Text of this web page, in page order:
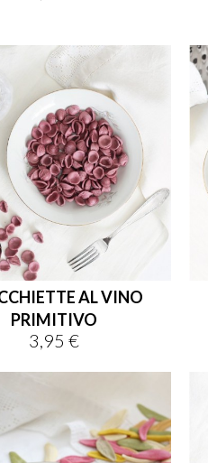
AL VINO
PRIMITIVO
Prezzo
3,95 €